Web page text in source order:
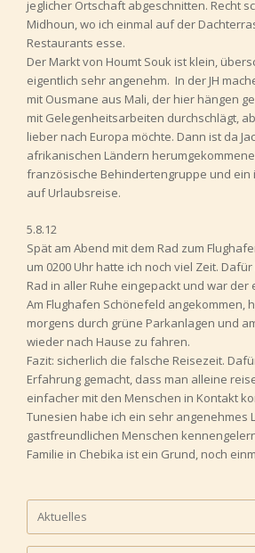
jeglicher Ortschaft abgeschnitten. Recht
Midhoun, wo ich einmal auf der
Restaurants esse.
Der Markt von Houmt Souk ist klein,
eigentlich sehr angenehm. In der JH
mit Ousmane aus Mali, der hier hängen
mit Gelegenheitsarbeiten durchschlägt,
lieber nach Europa möchte. Dann ist da
afrikanischen Ländern
französische Behindertengruppe und ein
auf Urlaubsreise.
5.8.12
Spät am Abend mit dem Rad zum
um 0200 Uhr hatte ich noch viel Zeit.
Rad in aller Ruhe eingepackt und war der
Am Flughafen Schönefeld angekommen,
morgens durch grüne Parkanlagen und
wieder nach Hause zu fahren.
Fazit: sicherlich die falsche Reisezeit.
Erfahrung gemacht, dass man alleine
einfacher mit den Menschen in Kontakt
Tunesien habe ich ein sehr angenehmes
gastfreundlichen Menschen
Familie in Chebika ist ein Grund, noch
Aktuelles